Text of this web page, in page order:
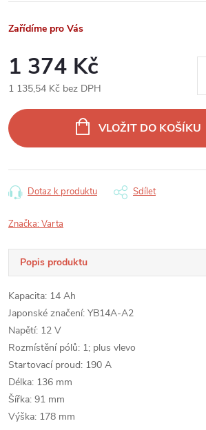
Zařídíme pro Vás
1 374 Kč
1 135,54 Kč bez DPH
cena:
VLOŽIT DO KOŠÍKU
Dotaz k produktu Sdílet
Značka:Varta
Popis produktu
Kapacita: 14 Ah
Japonské značení: YB14A-A2
Napětí: 12 V
Rozmístění pólů: 1; plus vlevo
Startovací proud: 190 A
Délka: 136 mm
Šířka: 91 mm
Výška: 178 mm